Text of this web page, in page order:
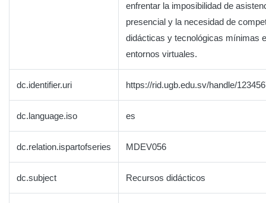
enfrentar la imposibilidad de
presencial y la necesidad de
didácticas y tecnológicas mínimas
entornos virtuales.
dc.identifier.uri https://rid.ugb.edu.sv/handle/
dc.language.iso es
dc.relation.ispartofseries MDEV056
dc.subject Recursos didácticos